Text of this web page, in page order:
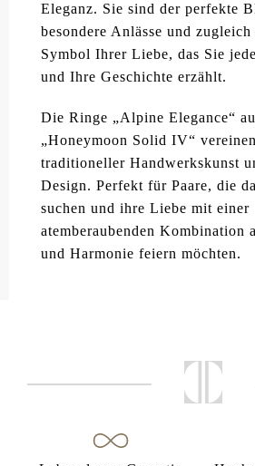
Eleganz. Sie sind der perfekte
besondere Anlässe und
Symbol Ihrer Liebe, das Sie
und Ihre Geschichte erzählt.
Die Ringe „Alpine Elegance“
„Honeymoon Solid IV“
traditioneller Handwerkskunst
Design. Perfekt für Paare, die
suchen und ihre Liebe mit einer
atemberaubenden Kombination
und Harmonie feiern möchten.